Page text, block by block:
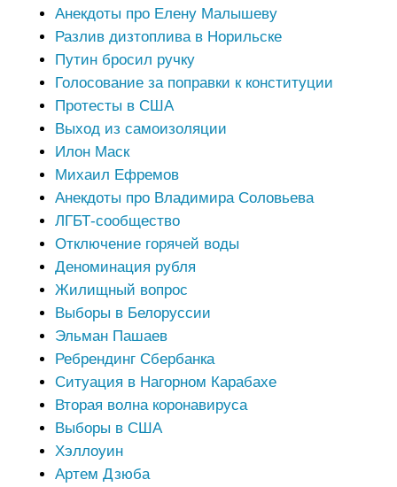
Анекдоты про Елену Малышеву
Разлив дизтоплива в Норильске
Путин бросил ручку
Голосование за поправки к конституции
Протесты в США
Выход из самоизоляции
Илон Маск
Михаил Ефремов
Анекдоты про Владимира Соловьева
ЛГБТ-сообщество
Отключение горячей воды
Деноминация рубля
Жилищный вопрос
Выборы в Белоруссии
Эльман Пашаев
Ребрендинг Сбербанка
Ситуация в Нагорном Карабахе
Вторая волна коронавируса
Выборы в США
Хэллоуин
Артем Дзюба